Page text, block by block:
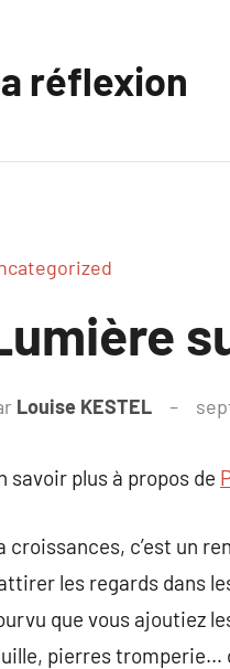
réflexion
Louise KESTEL
savoir plus à propos de
croissances, c’est un
les regards dans
que vous ajoutiez
pierres tromperie…